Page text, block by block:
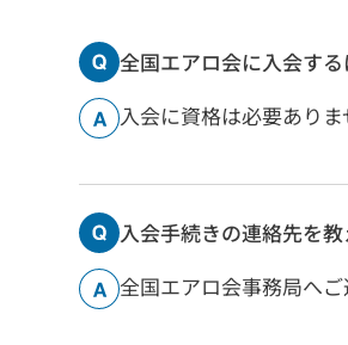
全国エアロ会に入会す
入会に資格は必要あり
入会手続きの連絡先を教
全国エアロ会事務局へ